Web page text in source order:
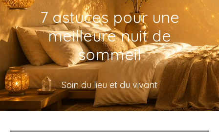
Prestations
Méthodes
Résultats
Ressources
A propos
[Réserver]
7 astuces pour une
meilleure nuit de
sommeil
Soin du lieu et du vivant